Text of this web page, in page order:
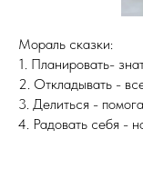
Мораль сказки:
1. Планировать-
2. Откладывать -
3. Делиться -
4. Радовать себя -